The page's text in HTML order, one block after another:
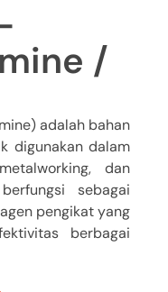
/
adalah bahan
digunakan dalam
dan
sebagai
pengikat yang
berbagai